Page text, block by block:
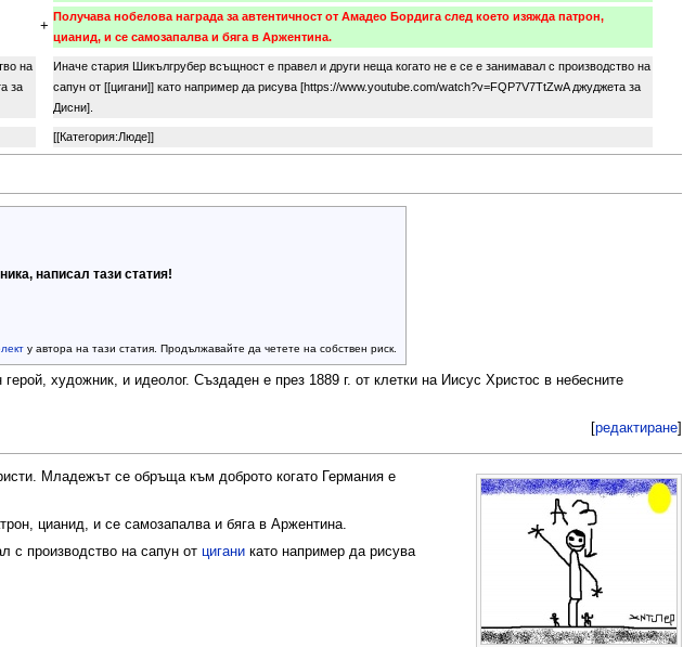
+
Получава нобелова награда за автентичност от Амадео Бордига след което изяжда патрон,
цианид, и се самозапалва и бяга в Аржентина.
на
за
Иначе стария Шикългрубер всъщност е правел и други неща когато не е се е занимавал с производство на
сапун от [[цигани]] като например да рисува [https://www.youtube.com/watch?v=FQP7V7TtZwA джуджета за
Дисни].
[[Категория:Люде]]
написал тази статия!
у автора на тази статия. Продължавайте да четете на собствен риск.
художник, и идеолог. Създаден е през 1889 г. от клетки на Иисус Христос в небесните
[редактиране
Младежът се обръща към доброто когато Германия е
цианид, и се самозапалва и бяга в Аржентина.
с производство на сапун от циганикато например да рисува